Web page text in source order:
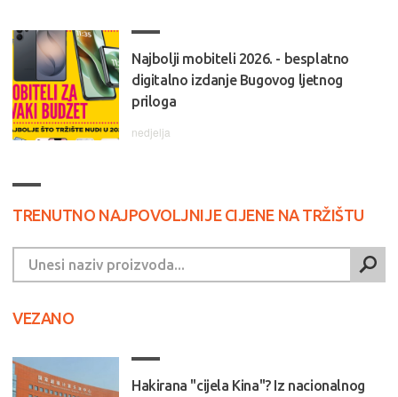
Najbolji mobiteli 2026. - besplatno
digitalno izdanje Bugovog ljetnog
priloga
nedjelja
TRENUTNO NAJPOVOLJNIJE CIJENE NA TRŽIŠTU
VEZANO
Hakirana "cijela Kina"? Iz nacionalnog